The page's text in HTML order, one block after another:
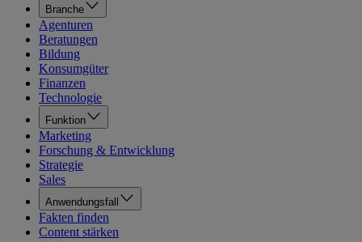
Branche
Agenturen
Beratungen
Bildung
Konsumgüter
Finanzen
Technologie
Funktion
Marketing
Forschung & Entwicklung
Strategie
Sales
Anwendungsfall
Fakten finden
Content stärken